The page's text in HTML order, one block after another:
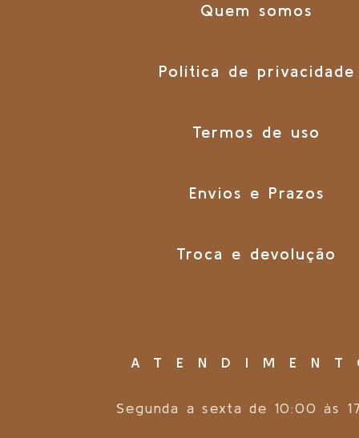
Quem somos
Política de privacidade
Termos de uso
Envios e Prazos
Troca e devolução
Segunda a sexta de 10:00 às